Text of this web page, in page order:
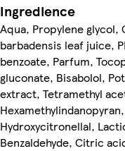
Ingredience
Aqua, Propylene glycol,
barbadensis leaf juice,
benzoate, Parfum,
gluconate, Bisabolol,
extract, Tetramethyl
Hydroxycitronellal,
Benzaldehyde, Citric